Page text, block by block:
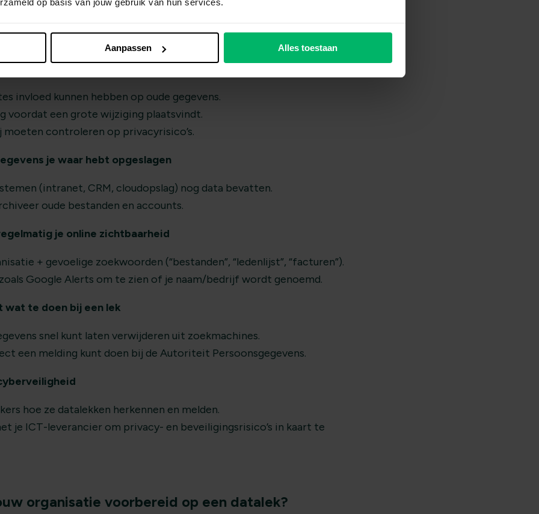
op basis van jouw gebruik van hun services.
Aanpassen Alles toestaan
leveranciers niet volledig controleren, maar je kunt wél risico’s verkleinen
invloed kunnen hebben op oude gegevens.
voordat een grote wijziging plaatsvindt.
moeten controleren op privacyrisico’s.
je waar hebt opgeslagen
(intranet, CRM, cloudopslag) nog data bevatten.
oude bestanden en accounts.
je online zichtbaarheid
+ gevoelige zoekwoorden (“bestanden”, “ledenlijst”, “facturen”).
Google Alerts om te zien of je naam/bedrijf wordt genoemd.
wat te doen bij een lek
snel kunt laten verwijderen uit zoekmachines.
een melding kunt doen bij de Autoriteit Persoonsgegevens.
hoe ze datalekken herkennen en melden.
je ICT-leverancier om privacy- en beveiligingsrisico’s in kaart te
organisatie voorbereid op een datalek?